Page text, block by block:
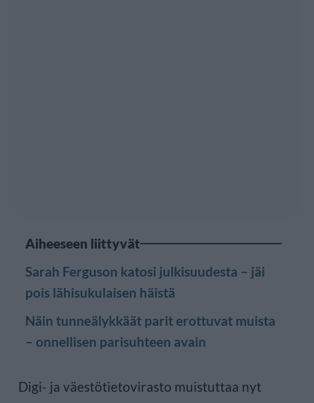
Aiheeseen liittyvät
Sarah Ferguson katosi julkisuudesta – jäi
pois lähisukulaisen häistä
Näin tunneälykkäät parit erottuvat muista
– onnellisen parisuhteen avain
Digi- ja väestötietovirasto muistuttaa nyt